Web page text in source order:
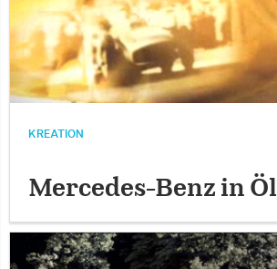
KREATION
Mercedes-Benz in Öl